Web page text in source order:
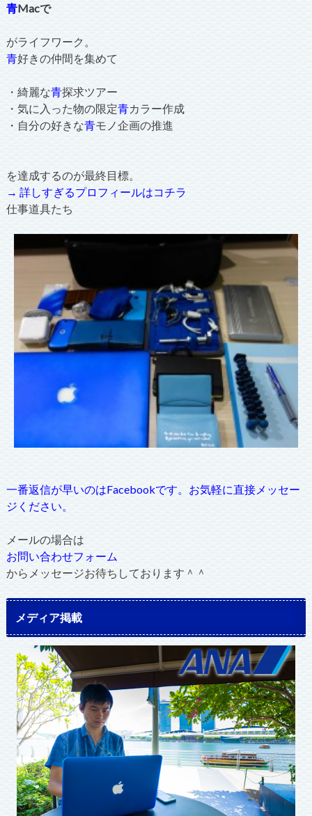
青Macで
がライフワーク。
青好きの仲間を集めて
・綺麗な青探求ツアー
・気に入った物の限定青カラー作成
・自分の好きな青モノ企画の推進
を達成するのが最終目標。
→ 詳しすぎるプロフィールはコチラ
仕事道具たち
一番返信が早いのはFacebookです。お気軽に直接メッセー
ジください。
メールの場合は
お問い合わせフォーム
からメッセージお待ちしております＾＾
メディア掲載